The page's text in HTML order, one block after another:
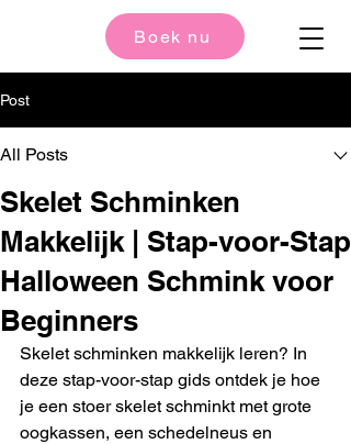
Boek nu
Post
All Posts
Skelet Schminken
Makkelijk | Stap-voor-Stap
Halloween Schmink voor
Beginners
Skelet schminken makkelijk leren? In
deze stap-voor-stap gids ontdek je hoe
je een stoer skelet schminkt met grote
oogkassen, een schedelneus en